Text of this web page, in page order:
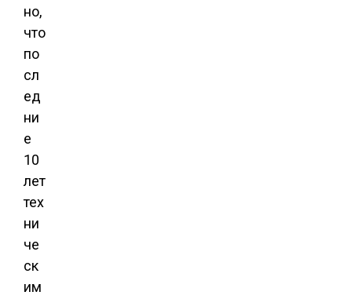
но,
что
по
сл
ед
ни
е
10
лет
тех
ни
че
ск
им